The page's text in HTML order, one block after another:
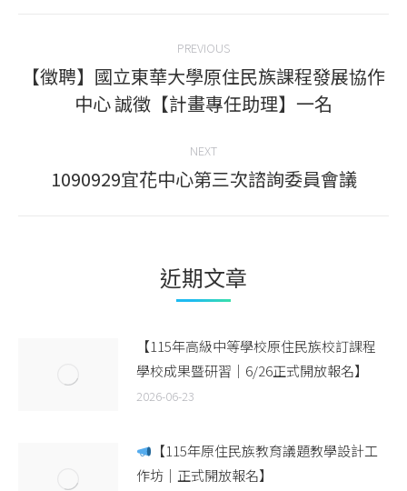
navigation
PREVIOUS
Previous
post:
【徵聘】國立東華大學原住民族課程發展協作
中心 誠徵【計畫專任助理】一名
NEXT
Next
1090929宜花中心第三次諮詢委員會議
近期文章
【115年高級中等學校原住民族校訂課程
學校成果暨研習｜6/26正式開放報名】
2026-06-23
【115年原住民族教育議題教學設計工
作坊｜正式開放報名】